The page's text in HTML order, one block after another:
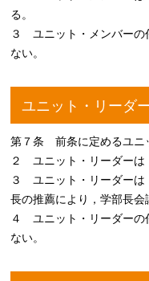
る。
３ ユニット・メンバーの
ない。
ユニット・リーダ
第７条 前条に定めるユニ
２ ユニット・リーダーは
３ ユニット・リーダーは
長の推薦により，学部長会
４ ユニット・リーダーの
ない。